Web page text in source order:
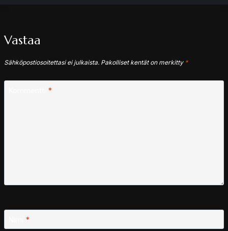
Vastaa
Sähköpostiosoitettasi ei julkaista. Pakolliset kentät on merkitty *
*
*